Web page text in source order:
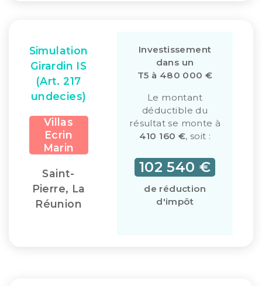
Simulation
Girardin IS
(Art. 217
undecies)
Villas
Ecrin
Marin
Saint-
Pierre, La
Réunion
Investissement
dans un
T5 à 480 000 €
Le montant
déductible du
résultat se monte à
410 160 €, soit :
102 540 €
de réduction
d'impôt